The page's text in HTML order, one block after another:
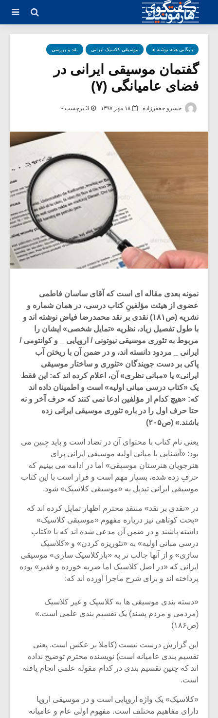
بایگانی همه نوشته ها موسیقی کلاسیک ایرانی نقد و بررسی
گفتمان موسیقی ایرانی در
فضای عامیانگی (۷)
خسرو جعفرزاده ۱۸ مهر ۱۳۹۷ 3 برچسب -
نمونه بعدی مقاله ای است که آقای ساسان فاطمی
عضوی از هیئت مؤلفینِ کتاب درسی، در همان شماره و
نشریه (ص۱۸۱) نقدی بر نقد محمدرضا فیاض نوشته اند و
با طول تفصیل زیاد، نظریه «تمایل شخصی» ایشان را
مربوط به تئوری موسیقی نیوتونی / اروپایی _ و کوانتومی /
ایرانی _ مردود دانسته اند، و در ضمن آن با ریختن آب
پاکی بر دست جویندگان «تئوری و ساختار موسیقی
ایرانی» یا «مبانی نظری» آن، اعلام کرده اند که: این فقط
یک «کتاب درسی مبانی اولیه» است و اطمینان داده اند
که: «هیچ کدام از مؤلفین ادعا نمی کنند که حرف آخر و نه
حتا حرف اول را در باره تئوری موسیقی ایرانی زده
باشند.» (ص۲۰۵)
یعنی نام کتاب با محتوای آن در تضاد است و باید چنین می
بود: «آشنایی با مبانی اولیه موسیقی ایرانی برای
هنرجویان هنرستان موسیقی» اما در ادامه می بینیم که
حرفِ زده شده، بسیار مهم است و قرار است با این کتاب
موسیقی ایرانی تبدیل به «موسیقی کلاسیک» شود.
در «نقدی بر نقد» منتقدِ محترم اظهار تمایل کرده اند که
«بحث کوتاهی نیز درباره مفهوم «موسیقی کلاسیک»
داشته باشند و در ضمن آن مدعی شده اند که با «کتاب
درسی مبانی اولیه» به «تئوریزه کردن» و «کلاسیک
سازی» و از آنها جالب تر به «بازکلاسیک سازی» موسیقی
ایرانی که «در اصل کلاسیک اما ضربه خورده و فقیر» بوده
پرداخته اند و برای شرح ماجرا آورده اند که:
«دسته بندی موسیقی ها به کلاسیک و غیر کلاسیک
(مردمی و مردم پسند) یک تقسیم بندی علمی است.»
(ص۱۸۶)
این گزارش درست نیست (کاملا بر عکس است. یعنی
تقسیم بندی عامیانه است) نویسنده محترم توضیح نداده
اند که چنین تقسیم بندی در کدام مقوله علمی انجام یافته
است.
«کلاسیک» یک واژه اروپایی است و در موسیقی اروپا
دارای مفاهیم مختلف است. مفهوم اولی عام و عامیانه
متن فیلم «متری
شیش و نیم»
مشهورترین باشی،
بدنام ترین باش
موسیقی
برگزار